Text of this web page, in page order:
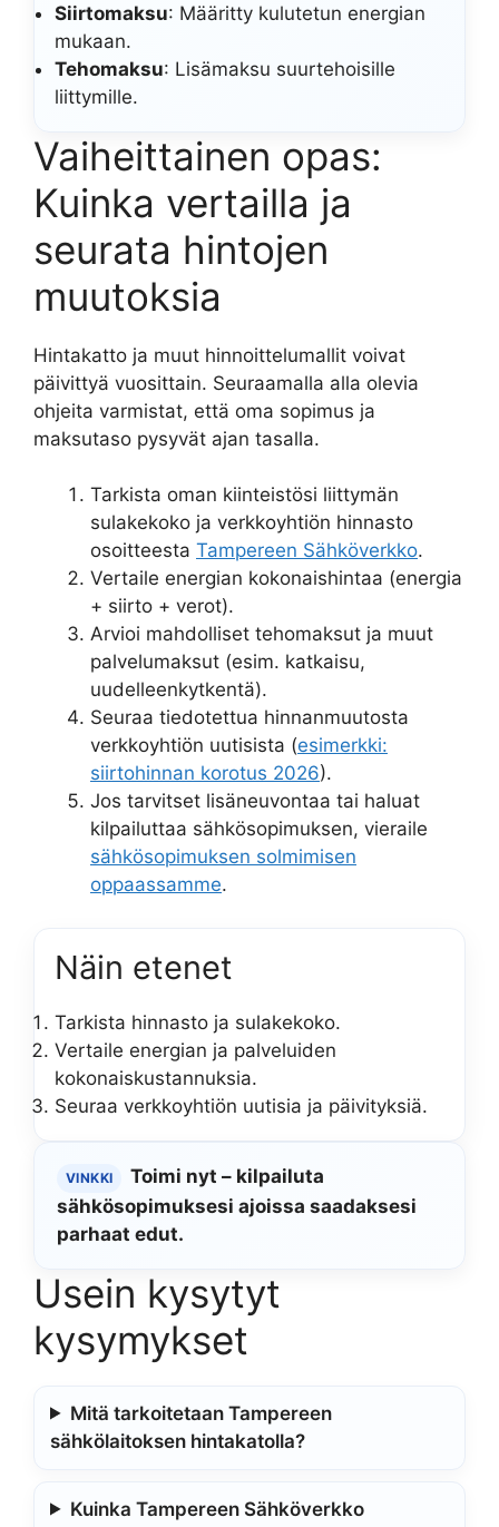
Siirtomaksu: Määritty kulutetun energian
mukaan.
Tehomaksu: Lisämaksu suurtehoisille
liittymille.
Vaiheittainen opas:
Kuinka vertailla ja
seurata hintojen
muutoksia
Hintakatto ja muut hinnoittelumallit voivat
päivittyä vuosittain. Seuraamalla alla olevia
ohjeita varmistat, että oma sopimus ja
maksutaso pysyvät ajan tasalla.
Tarkista oman kiinteistösi liittymän
sulakekoko ja verkkoyhtiön hinnasto
osoitteesta Tampereen Sähköverkko.
Vertaile energian kokonaishintaa (energia
+ siirto + verot).
Arvioi mahdolliset tehomaksut ja muut
palvelumaksut (esim. katkaisu,
uudelleenkytkentä).
Seuraa tiedotettua hinnanmuutosta
verkkoyhtiön uutisista (esimerkki:
siirtohinnan korotus 2026).
Jos tarvitset lisäneuvontaa tai haluat
kilpailuttaa sähkösopimuksen, vieraile
sähkösopimuksen solmimisen
oppaassamme.
Näin etenet
Tarkista hinnasto ja sulakekoko.
Vertaile energian ja palveluiden
kokonaiskustannuksia.
Seuraa verkkoyhtiön uutisia ja päivityksiä.
VINKKI
Toimi nyt – kilpailuta
sähkösopimuksesi ajoissa saadaksesi
parhaat edut.
Usein kysytyt
kysymykset
Mitä tarkoitetaan Tampereen
sähkölaitoksen hintakatolla?
Kuinka Tampereen Sähköverkko